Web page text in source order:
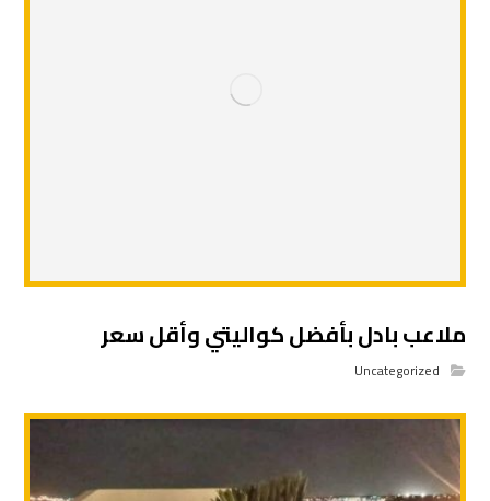
ملاعب بادل بأفضل كواليتي وأقل سعر
Uncategorized